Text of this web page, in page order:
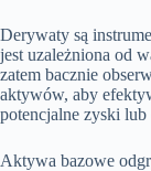
Derywaty są
jest uzależniona od
zatem bacznie
aktywów, aby
potencjalne zyski lub
Aktywa bazowe